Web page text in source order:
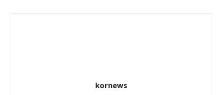
kornews